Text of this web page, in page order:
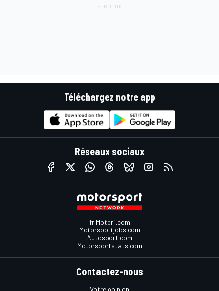
Téléchargez notre app
Réseaux sociaux
fr.Motor1.com
Motorsportjobs.com
Autosport.com
Motorsportstats.com
Contactez-nous
Votre opinion